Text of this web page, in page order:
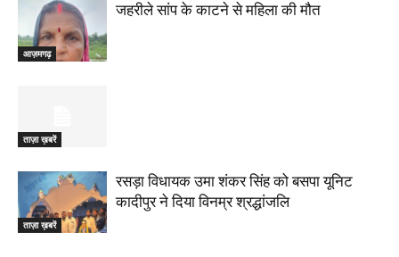
आज़मगढ़
जहरीले सांप के काटने से महिला की मौत
ताज़ा ख़बरें
ताज़ा ख़बरें
रसड़ा विधायक उमा शंकर सिंह को बसपा यूनिट
कादीपुर ने दिया विनम्र श्रद्धांजलि